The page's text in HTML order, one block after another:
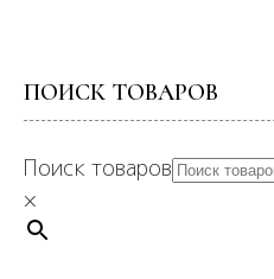
ПОИСК ТОВАРОВ
Поиск товаров
×